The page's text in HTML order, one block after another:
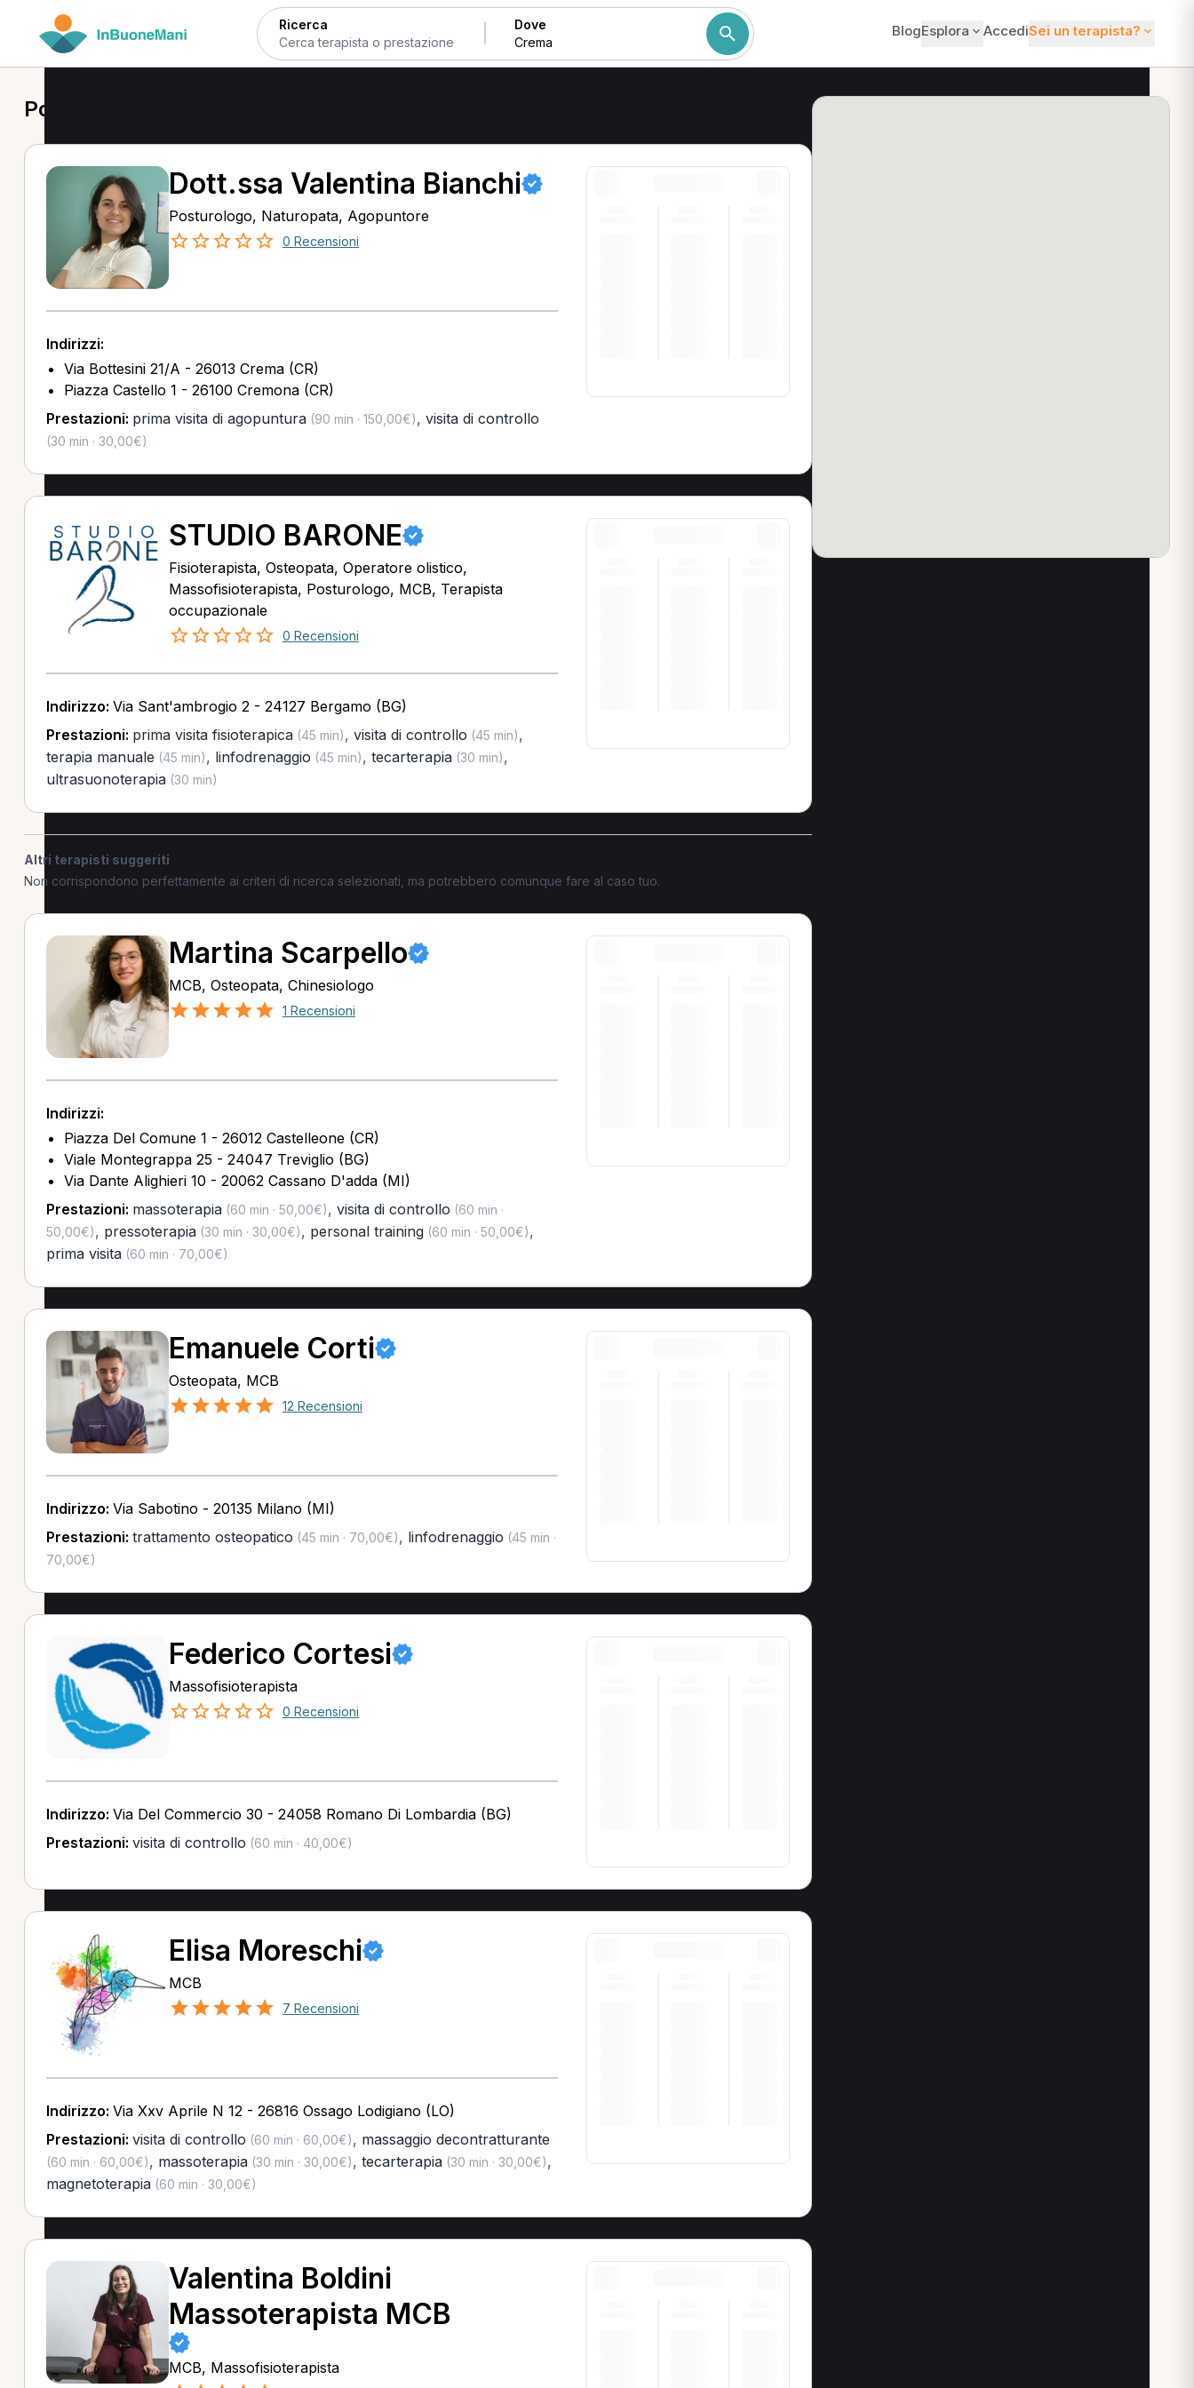
Ricerca Dove BlogEsplora AccediSei un terapista?
Posturologo a Crema
Dott.ssa Valentina Bianchi
Posturologo, Naturopata, Agopuntore
0 Recensioni
Indirizzi:
Via Bottesini 21/A - 26013 Crema (CR)
Piazza Castello 1 - 26100 Cremona (CR)
Prestazioni: prima visita di agopuntura(90 min · 150,00€), visita di controllo
(30 min · 30,00€)
STUDIO BARONE
Fisioterapista, Osteopata, Operatore olistico,
Massofisioterapista, Posturologo, MCB, Terapista
occupazionale
0 Recensioni
Indirizzo: Via Sant'ambrogio 2 - 24127 Bergamo (BG)
Prestazioni: prima visita fisioterapica(45 min), visita di controllo (45 min),
terapia manuale (45 min), linfodrenaggio (45 min), tecarterapia(30 min),
ultrasuonoterapia(30 min)
Altri terapisti suggeriti
Non corrispondono perfettamente ai criteri di ricerca selezionati, ma potrebbero comunque fare al caso tuo.
Martina Scarpello
MCB, Osteopata, Chinesiologo
1 Recensioni
Indirizzi:
Piazza Del Comune 1 - 26012 Castelleone (CR)
Viale Montegrappa 25 - 24047 Treviglio (BG)
Via Dante Alighieri 10 - 20062 Cassano D'adda (MI)
Prestazioni: massoterapia(60 min · 50,00€), visita di controllo (60 min ·
50,00€), pressoterapia(30 min · 30,00€), personal training(60 min · 50,00€),
prima visita(60 min · 70,00€)
Emanuele Corti
Osteopata, MCB
12 Recensioni
Indirizzo: Via Sabotino - 20135 Milano (MI)
Prestazioni: trattamento osteopatico (45 min · 70,00€), linfodrenaggio (45 min ·
70,00€)
Federico Cortesi
Massofisioterapista
0 Recensioni
Indirizzo: Via Del Commercio 30 - 24058 Romano Di Lombardia (BG)
Prestazioni: visita di controllo (60 min · 40,00€)
Elisa Moreschi
MCB
7 Recensioni
Indirizzo: Via Xxv Aprile N 12 - 26816 Ossago Lodigiano (LO)
Prestazioni: visita di controllo (60 min · 60,00€), massaggio decontratturante
(60 min · 60,00€), massoterapia(30 min · 30,00€), tecarterapia(30 min · 30,00€),
magnetoterapia(60 min · 30,00€)
Valentina Boldini
Massoterapista MCB
MCB, Massofisioterapista